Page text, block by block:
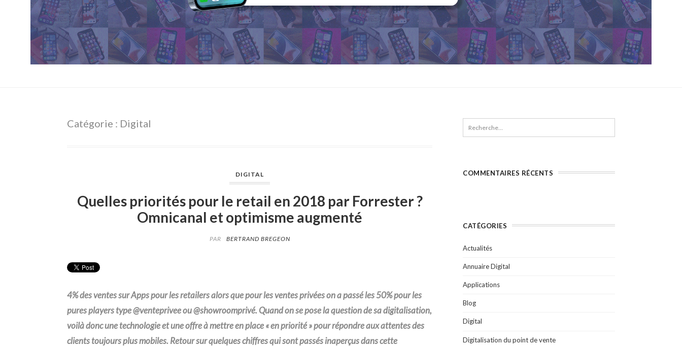
Catégorie : Digital
DIGITAL
Quelles priorités pour le retail en 2018 par Forrester ?
Omnicanal et optimisme augmenté
PAR BERTRAND BREGEON
4%des ventes sur Apps pour lesretailersalors que pour les ventes privées on a passé les 50%pour les
puresplayerstype @venteprivee ou @showroomprivé. Quand on se pose la question de sadigitalisation,
voilà donc une technologie et une offre à mettre en place « en priorité » pour répondre aux attentes des
clients toujours plus mobiles. Retour sur quelques chiffres qui sont passés inaperçus dans cette
COMMENTAIRES RÉCENTS
CATÉGORIES
Actualités
Annuaire Digital
Applications
Blog
Digital
Digitalisation du point de vente